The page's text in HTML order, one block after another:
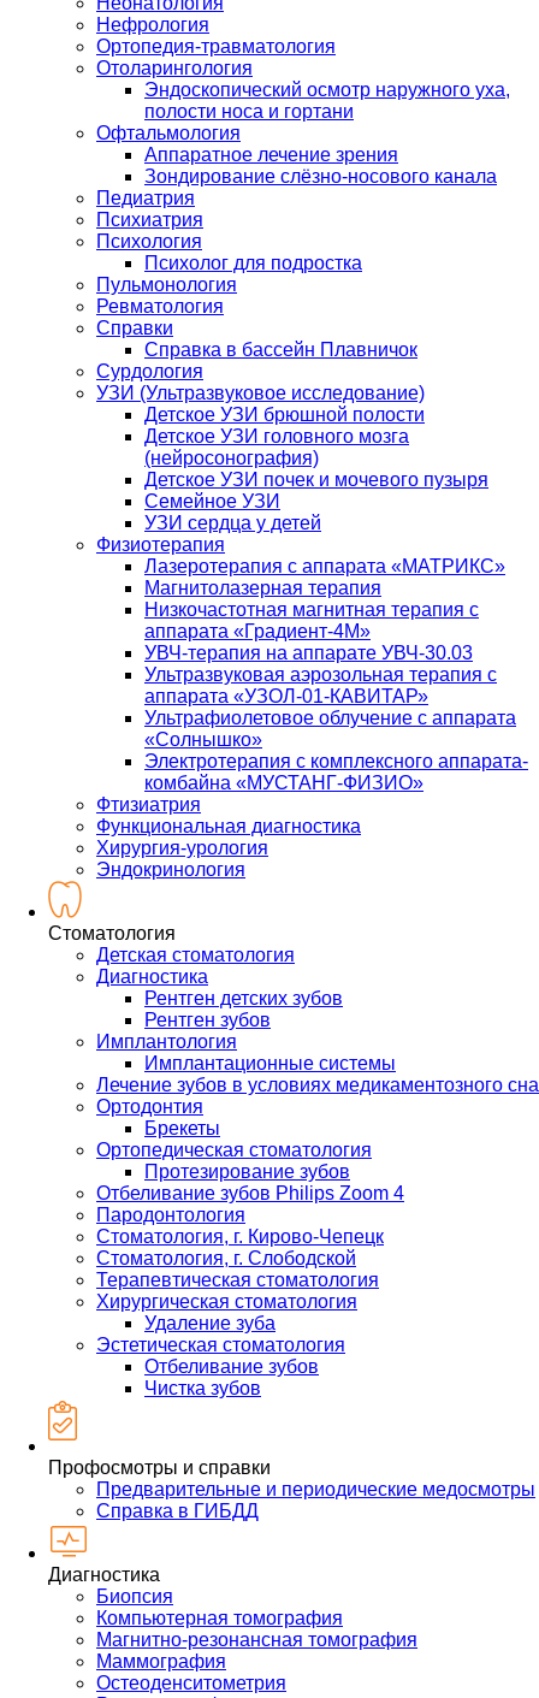
Нефрология
Ортопедия-травматология
Отоларингология
Эндоскопический осмотр наружного уха,
полости носа и гортани
Офтальмология
Аппаратное лечение зрения
Зондирование слёзно-носового канала
Педиатрия
Психиатрия
Психология
Психолог для подростка
Пульмонология
Ревматология
Справки
Справка в бассейн Плавничок
Сурдология
УЗИ (Ультразвуковое исследование)
Детское УЗИ брюшной полости
Детское УЗИ головного мозга
(нейросонография)
Детское УЗИ почек и мочевого пузыря
Семейное УЗИ
УЗИ сердца у детей
Физиотерапия
Лазеротерапия с аппарата «МАТРИКС»
Магнитолазерная терапия
Низкочастотная магнитная терапия с
аппарата «Градиент-4М»
УВЧ-терапия на аппарате УВЧ-30.03
Ультразвуковая аэрозольная терапия с
аппарата «УЗОЛ-01-КАВИТАР»
Ультрафиолетовое облучение с аппарата
«Солнышко»
Электротерапия с комплексного аппарата-
комбайна «МУСТАНГ-ФИЗИО»
Фтизиатрия
Функциональная диагностика
Хирургия-урология
Эндокринология
Стоматология
Детская стоматология
Диагностика
Рентген детских зубов
Рентген зубов
Имплантология
Имплантационные системы
Лечение зубов в условиях медикаментозного сна
Ортодонтия
Брекеты
Ортопедическая стоматология
Протезирование зубов
Отбеливание зубов Philips Zoom 4
Пародонтология
Стоматология, г. Кирово-Чепецк
Стоматология, г. Слободской
Терапевтическая стоматология
Хирургическая стоматология
Удаление зуба
Эстетическая стоматология
Отбеливание зубов
Чистка зубов
Профосмотры и справки
Предварительные и периодические медосмотры
Справка в ГИБДД
Диагностика
Биопсия
Компьютерная томография
Магнитно-резонансная томография
Маммография
Остеоденситометрия